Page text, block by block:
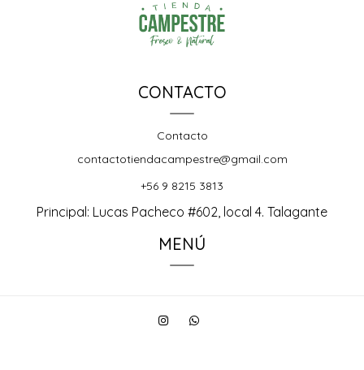
CONTACTO
Contacto
contactotiendacampestre@gmail.com
+56 9 8215 3813
Principal: Lucas Pacheco #602, local 4. Talagante
MENÚ